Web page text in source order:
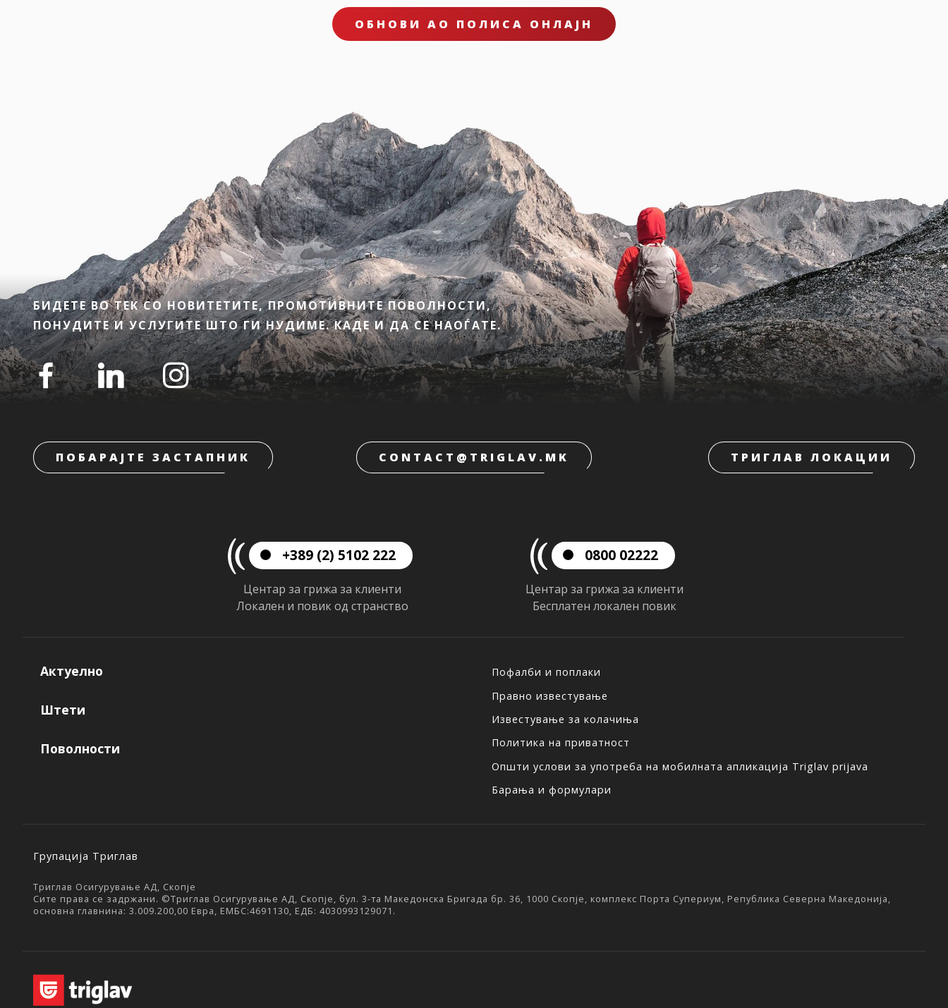
ОБНОВИ АО ПОЛИСА ОНЛАЈН
БИДЕТЕ ВО ТЕК СО НОВИТЕТИТЕ, ПРОМОТИВНИТЕ ПОВОЛНОСТИ,
ПОНУДИТЕ И УСЛУГИТЕ ШТО ГИ НУДИМЕ. КАДЕ И ДА СЕ НАОЃАТЕ.
ПОБАРАЈТЕ ЗАСТАПНИК CONTACT@TRIGLAV.MK ТРИГЛАВ ЛОКАЦИИ
+389 (2) 5102 222
Центар за грижа за клиенти
Локален и повик од странство
0800 02222
Центар за грижа за клиенти
Бесплатен локален повик
Актуелно
Штети
Поволности
Пофалби и поплаки
Правно известување
Известување за колачиња
Политика на приватност
Општи услови за употреба на мобилната апликација Triglav prijava
Барања и формулари
Групација Триглав
Триглав Осигурување АД, Скопје
Сите права се задржани. ©Триглав Осигурување АД, Скопје, бул. 3-та Македонска Бригада бр. 36, 1000 Скопје, комплекс Порта Супериум, Република Северна Македонија,
основна главнина: 3.009.200,00 Евра, ЕМБС:4691130, ЕДБ: 4030993129071.